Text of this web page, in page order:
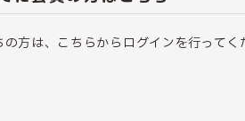
方は、こちらからログインを行ってく